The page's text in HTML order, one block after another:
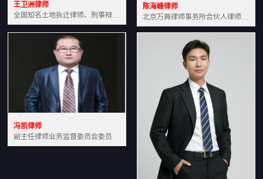
王卫洲律师
全国知名土地拆迁律师、刑事辩护律师北京万典律师事务所主任中国法学会会员北京市行政法研究会理事
陈海峰律师
北京万典律师事务所合伙人律师土地房产专业资深律师
冯凯律师
副主任律师业务监督委员会委员